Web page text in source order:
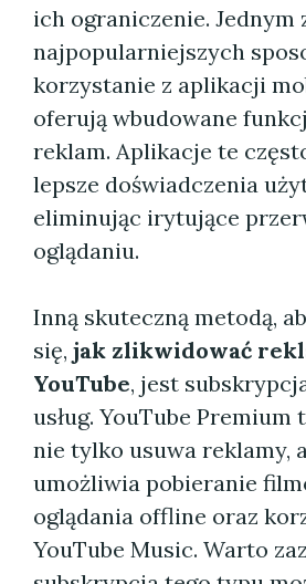
ich ograniczenie. Jednym
najpopularniejszych
korzystanie z aplikacji
oferują wbudowane
reklam. Aplikacje te
lepsze doświadczenia
eliminując irytujące
oglądaniu.
Inną skuteczną metodą,
się, jak zlikwidować
YouTube, jest
usług. YouTube
nie tylko usuwa reklamy,
umożliwia pobieranie
oglądania offline oraz
YouTube Music. Warto